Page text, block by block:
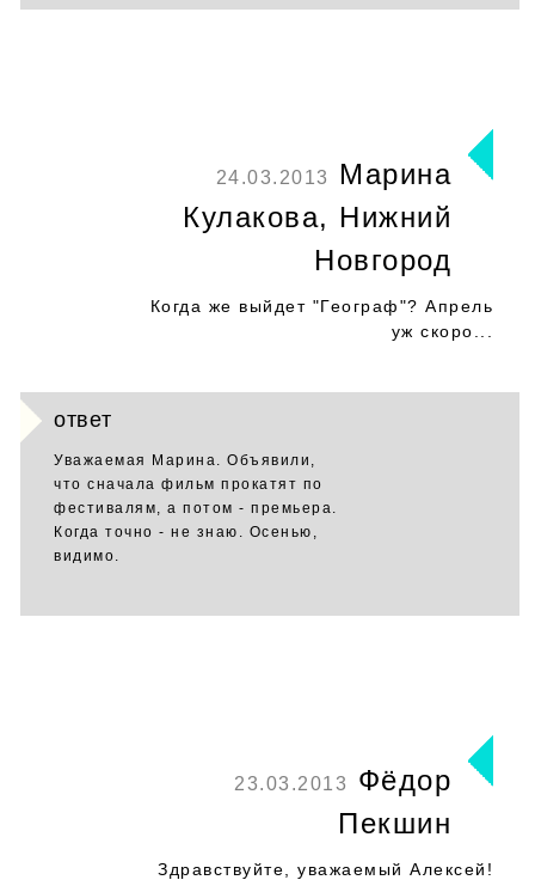
24.03.2013
Марина
Кулакова, Нижний
Новгород
Когда же выйдет "Географ"? Апрель
уж скоро...
ответ
Уважаемая Марина. Объявили,
что сначала фильм прокатят по
фестивалям, а потом - премьера.
Когда точно - не знаю. Осенью,
видимо.
23.03.2013
Фёдор
Пекшин
Здравствуйте, уважаемый Алексей!